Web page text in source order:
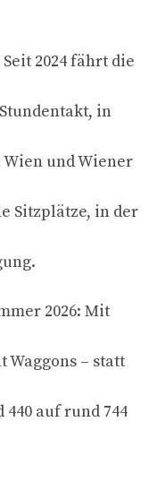
Seit 2024 fährt die
in
und Wiener
Sitzplätze, in der
2026: Mit
Waggons – statt
auf rund 744